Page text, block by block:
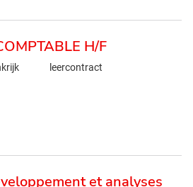
H/F
leercontract
et analyses